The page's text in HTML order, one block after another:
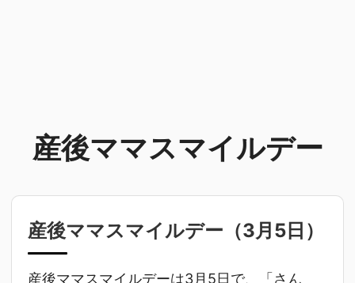
産後ママスマイルデー
産後ママスマイルデー（3月5日 ）
産後ママスマイルデーは3月5日で、「さん